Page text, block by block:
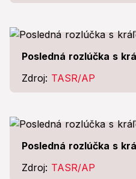
Posledná rozlúčka s
Zdroj: TASR/AP
Posledná rozlúčka s
Zdroj: TASR/AP